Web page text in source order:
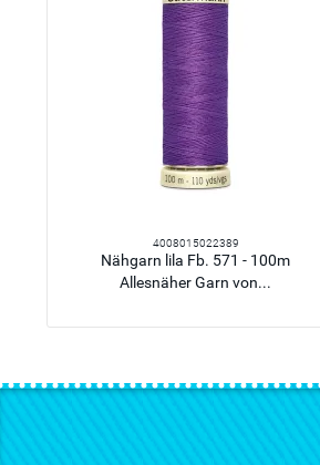
4008015022389
Nähgarn lila Fb. 571 - 100m
Allesnäher Garn von...